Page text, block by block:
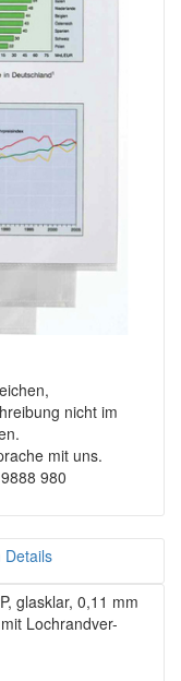
nicht im
mit uns.
980
Details
glasklar, 0,11 mm
Lochrandver-